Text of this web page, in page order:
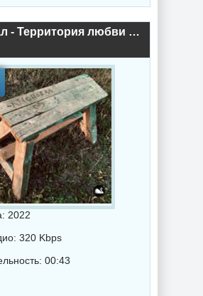
Лесоповал - Территория любви (2022) торрент
2022
320 Kbps
00:43